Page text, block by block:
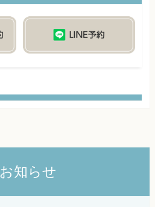
お知らせ